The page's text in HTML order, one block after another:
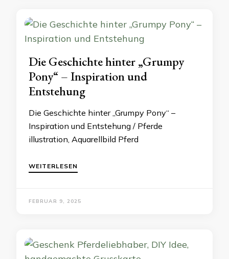
Die Geschichte hinter „Grumpy
Pony“ – Inspiration und
Entstehung
Die Geschichte hinter „Grumpy Pony“ –
Inspiration und Entstehung / Pferde
illustration, Aquarellbild Pferd
WEITERLESEN
FEBRUAR 9, 2025